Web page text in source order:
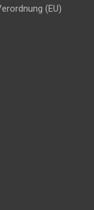
(EU)